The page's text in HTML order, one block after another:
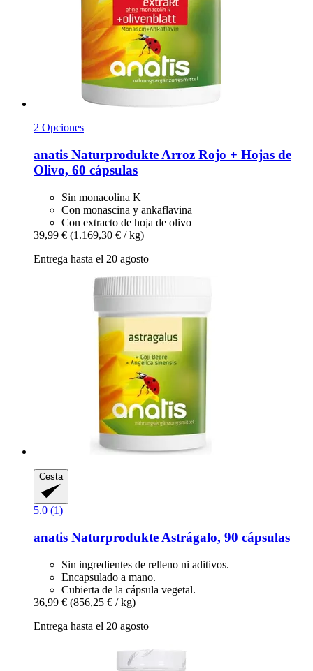
2 Opciones
anatis Naturprodukte Arroz Rojo + Hojas de
Olivo, 60 cápsulas
Sin monacolina K
Con monascina y ankaflavina
Con extracto de hoja de olivo
39,99 € (1.169,30 € / kg)
Entrega hasta el 20 agosto
Cesta
5.0 (1)
anatis Naturprodukte Astrágalo, 90 cápsulas
Sin ingredientes de relleno ni aditivos.
Encapsulado a mano.
Cubierta de la cápsula vegetal.
36,99 € (856,25 € / kg)
Entrega hasta el 20 agosto